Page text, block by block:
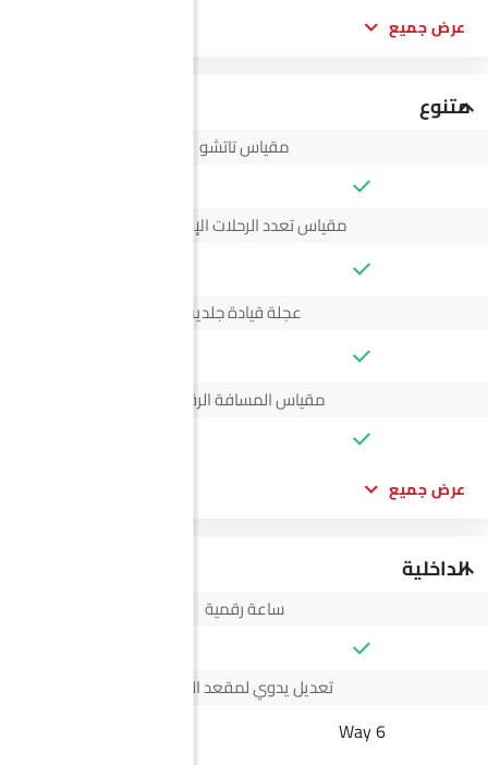
عرض جميع
متنوع
مقياس تاتشو
مقياس تعدد الرحلات الإلكتروني
عجلة قيادة جلدية
مقياس المسافة الرقمي
عرض جميع
الداخلية
ساعة رقمية
تعديل يدوي لمقعد السائق
6 Way